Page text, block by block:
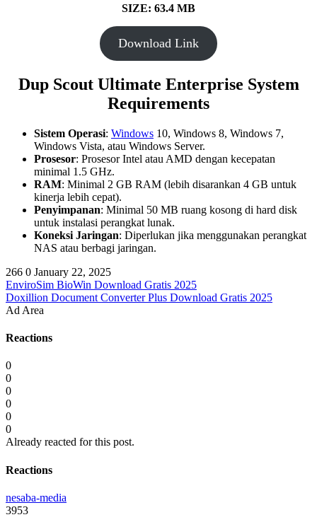
SIZE: 63.4 MB
Download Link
Dup Scout Ultimate Enterprise System
Requirements
Sistem Operasi: Windows 10, Windows 8, Windows 7,
Windows Vista, atau Windows Server.
Prosesor: Prosesor Intel atau AMD dengan kecepatan
minimal 1.5 GHz.
RAM: Minimal 2 GB RAM (lebih disarankan 4 GB untuk
kinerja lebih cepat).
Penyimpanan: Minimal 50 MB ruang kosong di hard disk
untuk instalasi perangkat lunak.
Koneksi Jaringan: Diperlukan jika menggunakan perangkat
NAS atau berbagi jaringan.
266 0 January 22, 2025
EnviroSim BioWin Download Gratis 2025
Doxillion Document Converter Plus Download Gratis 2025
Ad Area
Reactions
0
0
0
0
0
0
Already reacted for this post.
Reactions
nesaba-media
3953